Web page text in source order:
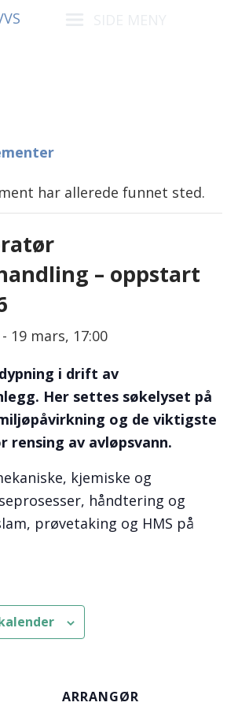
har allerede funnet sted.
– oppstart
- 19 mars, 17:00
i drift av
Her settes søkelyset på
og de viktigste
rensing av avløpsvann.
kjemiske og
håndtering og
prøvetaking og HMS på
ARRANGØR